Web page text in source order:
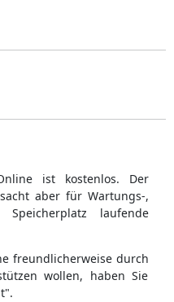
ist kostenlos. Der
aber für Wartungs-,
Speicherplatz laufende
freundlicherweise durch
wollen, haben Sie